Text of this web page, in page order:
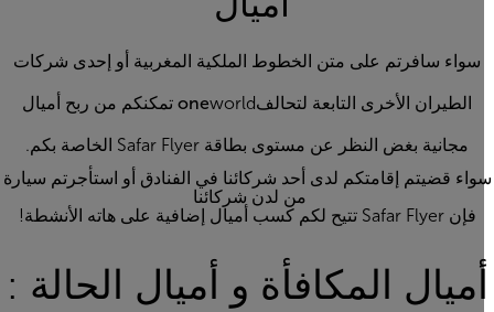
سواء سافرتم على متن الخطوط الملكية المغربية أو إحدى شركات
الطيران الأخرى التابعة لتحالف
oneworld تمكنكم من ربح أميال
مجانية بغض النظر عن مستوى بطاقة Safar Flyer الخاصة بكم.
قضيتم إقامتكم لدى أحد شركائنا في الفنادق أو استأجرتم سيارة
من لدن شركائنا
فإن Safar Flyer تتيح لكم كسب أميال إضافية على هاته الأنشطة!
المكافأة و أميال الحالة :